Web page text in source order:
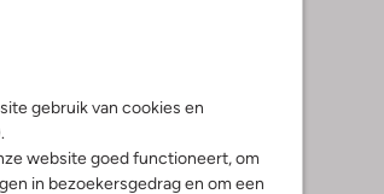
gebruik van cookies en
website goed functioneert, om
in bezoekersgedrag en om een
blouse
kleurrijke blouse. Leuk in
te dragen met een gilet.